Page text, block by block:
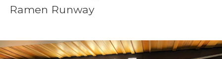
Ramen Runway